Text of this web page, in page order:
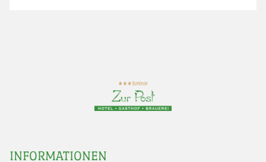
INFORMATIONEN